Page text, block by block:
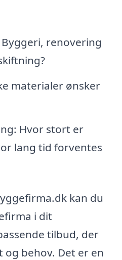
renovering
materialer ønsker
Hvor stort er
lang tid forventes
kan du
i dit
tilbud, der
behov. Det er en